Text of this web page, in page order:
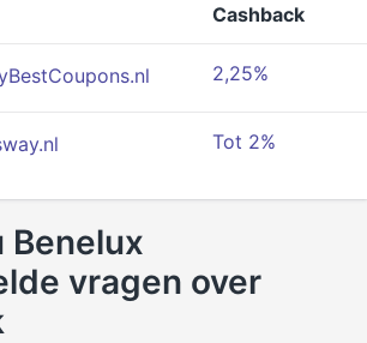
Cashback
2,25%
Tot 2%
Benelux
vragen over